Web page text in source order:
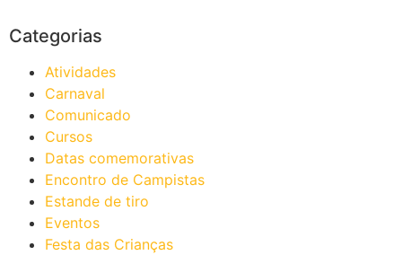
Categorias
Atividades
Carnaval
Comunicado
Cursos
Datas comemorativas
Encontro de Campistas
Estande de tiro
Eventos
Festa das Crianças